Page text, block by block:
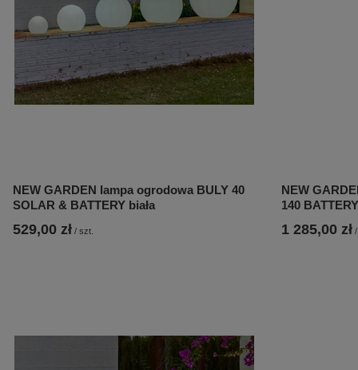
NEW GARDEN lampa ogrodowa BULY 40
SOLAR & BATTERY biała
529,00 zł / szt.
NEW
140
1 285,00 zł /